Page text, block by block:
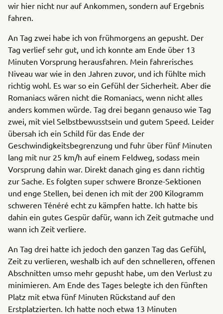
wir hier nicht nur auf Ankommen, sondern auf Ergebnis
fahren.
An Tag zwei habe ich von frühmorgens an gepusht. Der
Tag verlief sehr gut, und ich konnte am Ende über 13
Minuten Vorsprung herausfahren. Mein fahrerisches
Niveau war wie in den Jahren zuvor, und ich fühlte mich
richtig wohl. Es war so ein Gefühl der Sicherheit. Aber die
Romaniacs wären nicht die Romaniacs, wenn nicht alles
anders kommen würde. Tag drei begann genauso wie Tag
zwei, mit viel Selbstbewusstsein und gutem Speed. Leider
übersah ich ein Schild für das Ende der
Geschwindigkeitsbegrenzung und fuhr über fünf Minuten
lang mit nur 25 km/h auf einem Feldweg, sodass mein
Vorsprung dahin war. Direkt danach ging es dann richtig
zur Sache. Es folgten super schwere Bronze-Sektionen
und enge Stellen, bei denen ich mit der 200 Kilogramm
schweren Ténéré echt zu kämpfen hatte. Ich hatte bis
dahin ein gutes Gespür dafür, wann ich Zeit gutmache und
wann ich Zeit verliere.
An Tag drei hatte ich jedoch den ganzen Tag das Gefühl,
Zeit zu verlieren, weshalb ich auf den schnelleren, offenen
Abschnitten umso mehr gepusht habe, um den Verlust zu
minimieren. Am Ende des Tages belegte ich den fünften
Platz mit etwa fünf Minuten Rückstand auf den
Erstplatzierten. Ich hatte noch etwa 13 Minuten